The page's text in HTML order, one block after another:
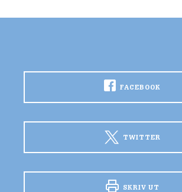
FACEBOOK
TWITTER
SKRIV UT